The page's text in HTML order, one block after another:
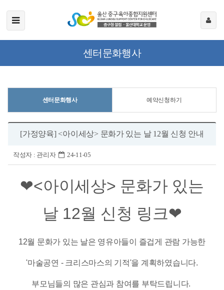
센터문화행사
센터문화행사 예약신청하기
[가정양육] <아이세상> 문화가 있는 날 12월 신청 안내
작성자 : 관리자 24-11-05
❤<아이세상> 문화가 있는
날 12월 신청 링크❤
12월 문화가 있는 날은 영유아들이 즐겁게 관람 가능한
'마술공연 - 크리스마스의 기적'을 계획하였습니다.
부모님들의 많은 관심과 참여를 부탁드립니다.